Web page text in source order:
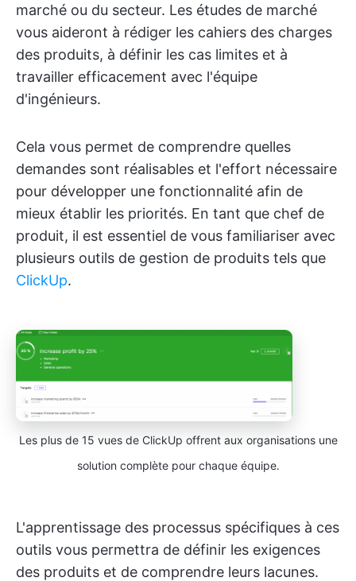
marché ou du secteur. Les études de marché
vous aideront à rédiger les cahiers des charges
des produits, à définir les cas limites et à
travailler efficacement avec l'équipe
d'ingénieurs.
Cela vous permet de comprendre quelles
demandes sont réalisables et l'effort nécessaire
pour développer une fonctionnalité afin de
mieux établir les priorités. En tant que chef de
produit, il est essentiel de vous familiariser avec
plusieurs outils de gestion de produits tels que
ClickUp.
Les plus de 15 vues de ClickUp offrent aux organisations une
solution complète pour chaque équipe.
L'apprentissage des processus spécifiques à ces
outils vous permettra de définir les exigences
des produits et de comprendre leurs lacunes.